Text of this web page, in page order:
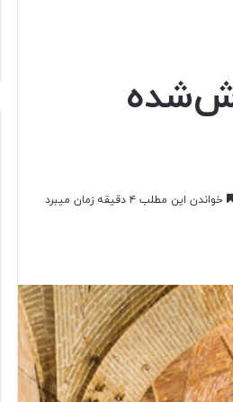
خواندن این مطلب ۴ دقیقه زمان میبرد
متفکر گوگل از سمت خود
کرد